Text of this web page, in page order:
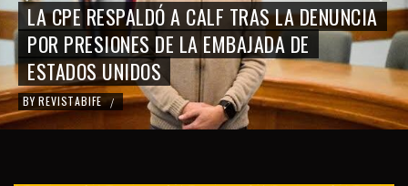
LA CPE RESPALDÓ A CALF TRAS LA DENUNCIA
POR PRESIONES DE LA EMBAJADA DE
ESTADOS UNIDOS
BY REVISTABIFE /